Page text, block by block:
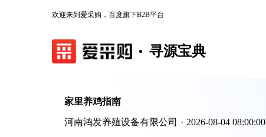
欢迎来到爱采购，百度旗下B2B平台
寻源宝典
家里养鸡指南
河南鸿发养殖设备有限公司 · 2026-08-04 08:00:00